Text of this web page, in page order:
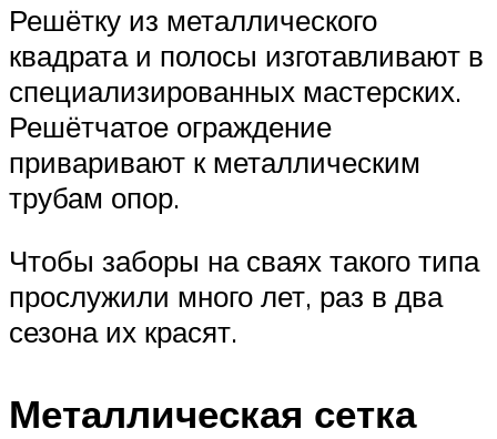
Решётку из металлического
квадрата и полосы изготавливают в
специализированных мастерских.
Решётчатое ограждение
приваривают к металлическим
трубам опор.
Чтобы заборы на сваях такого типа
прослужили много лет, раз в два
сезона их красят.
Металлическая сетка